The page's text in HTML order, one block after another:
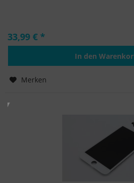
33,99 € *
In den
Merken